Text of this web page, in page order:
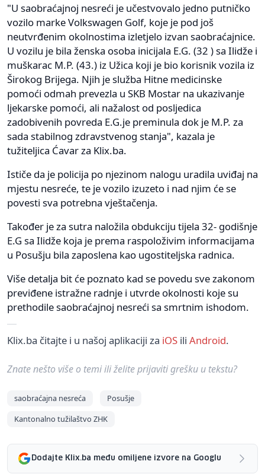
"U saobraćajnoj nesreći je učestvovalo jedno putničko
vozilo marke Volkswagen Golf, koje je pod još
neutvrđenim okolnostima izletjelo izvan saobraćajnice.
U vozilu je bila ženska osoba inicijala E.G. (32 ) sa Ilidže i
muškarac M.P. (43.) iz Užica koji je bio korisnik vozila iz
Širokog Brijega. Njih je služba Hitne medicinske
pomoći odmah prevezla u SKB Mostar na ukazivanje
ljekarske pomoći, ali nažalost od posljedica
zadobivenih povreda E.G.je preminula dok je M.P. za
sada stabilnog zdravstvenog stanja", kazala je
tužiteljica Ćavar za Klix.ba.
Ističe da je policija po njezinom nalogu uradila uviđaj na
mjestu nesreće, te je vozilo izuzeto i nad njim će se
povesti sva potrebna vještačenja.
Također je za sutra naložila obdukciju tijela 32- godišnje
E.G sa Ilidže koja je prema raspoloživim informacijama
u Posušju bila zaposlena kao ugostiteljska radnica.
Više detalja bit će poznato kad se povedu sve zakonom
previđene istražne radnje i utvrde okolnosti koje su
prethodile saobraćajnoj nesreći sa smrtnim ishodom.
Klix.ba čitajte i u našoj aplikaciji za iOS ili Android.
Znate nešto više o temi ili želite prijaviti grešku u tekstu?
saobraćajna nesreća
Posušje
Kantonalno tužilaštvo ZHK
Dodajte Klix.ba među omiljene izvore na Googlu